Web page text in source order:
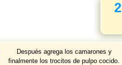
2
Después agrega los camarones y
finalmente los trocitos de pulpo cocido.